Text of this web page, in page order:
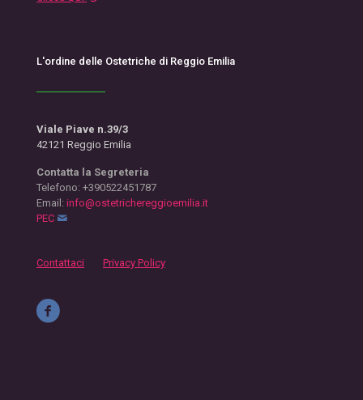
L'ordine delle Ostetriche di Reggio Emilia
Viale Piave n.39/3
42121 Reggio Emilia
Contatta la Segreteria
Telefono: +390522451787
Email: info@ostetrichereggioemilia.it
PEC
Contattaci Privacy Policy